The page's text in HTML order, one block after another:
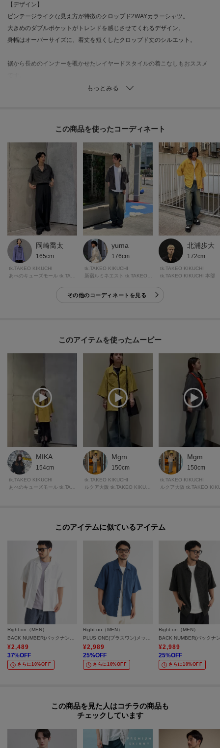
【デザイン】
ビンテージライクな見え方が特徴のクロップド2WAYカラーシャツ。
大きめのダブルポケットがトレンドを感じさせてくれるデザイン。
身幅はオーバーサイズに、着丈を短くしたクロップド丈のシルエット。
裾から長めのインナーを覗かせたレイヤードスタイルの着こなしもおススメ
02サイズ（M）：165～175cm
03サイズ（L）：170～180cm
※標準体型を基にした目安になります。
－ BRAND CONCEPT －
時代を超えて支持されるトラディショナルなアイテムをベースに、アソビ心
とストリートの自由な発想を取り入れ、日本独自のミックススタイルを提案
します。
【気になる商品はお気に入り登録をおススメ】
▼商品のお気に入り登録
完売しているカラーの再入荷通知や、ラスト1点、セールの通知をお知らせい
※照明の関係により、実際よりも色味が違って見える場合があります。ま
た、パソコン・スマートフォンなどの環境により、若干製品と画像のカラー
モデル情報：身長180cm B86 W69 H93 着用サイズ：03（L）
この商品を使った
岡崎喬太
165cm
tk.TAKEO KIKUCHI
yuma
176cm
tk.TAKEO KIKUCHI
北浦歩大
172cm
tk.TAKEO KIKUCHI
tk.TAKEO KIKUCHI 本部
その他のコーディネートを見る
このアイテムを使ったムービー
MIKA
154cm
tk.TAKEO KIKUCHI
Mgm
150cm
tk.TAKEO KIKUCHI
Mgm
150cm
tk.TAKEO KIKUCHI
このアイテムに似ているアイテム
Right-on（MEN）
BACK NUMBER(バックナンバー)コットンリネン半袖シャツ
¥2,489
37%OFF
さらに10%OFF
Right-on（MEN）
PLUS ONE(プラスワン)メッシュ織り半袖シャツ
¥2,989
25%OFF
さらに10%OFF
Right-on（MEN）
¥2,989
25%OFF
さらに10%OFF
この商品を見た人はコチラの商品も
チェックしています